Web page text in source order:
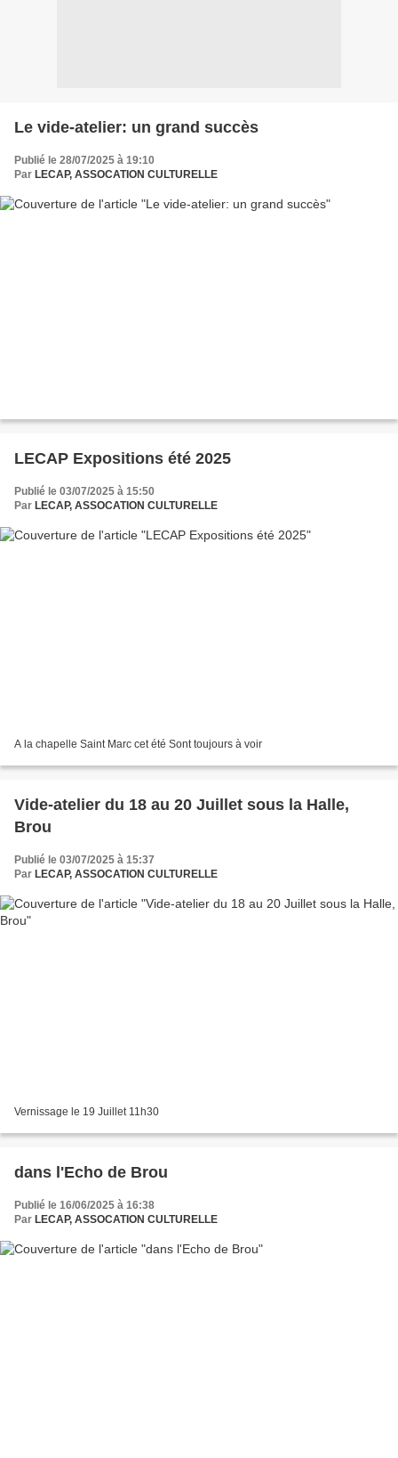
Le vide-atelier: un grand succès
Publié le 28/07/2025 à 19:10
Par LECAP, ASSOCATION CULTURELLE
LECAP Expositions été 2025
Publié le 03/07/2025 à 15:50
Par LECAP, ASSOCATION CULTURELLE
A la chapelle Saint Marc cet été Sont toujours à voir
Vide-atelier du 18 au 20 Juillet sous la Halle,
Brou
Publié le 03/07/2025 à 15:37
Par LECAP, ASSOCATION CULTURELLE
Vernissage le 19 Juillet 11h30
dans l'Echo de Brou
Publié le 16/06/2025 à 16:38
Par LECAP, ASSOCATION CULTURELLE